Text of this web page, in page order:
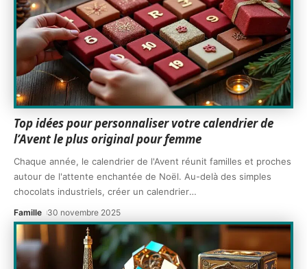
Top idées pour personnaliser votre calendrier de
l’Avent le plus original pour femme
Chaque année, le calendrier de l'Avent réunit familles et proches
autour de l'attente enchantée de Noël. Au-delà des simples
chocolats industriels, créer un calendrier…
Famille 30 novembre 2025